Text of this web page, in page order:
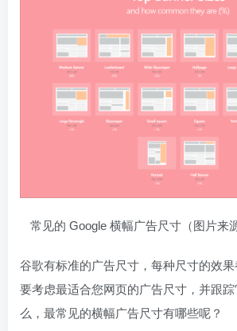
常见的 Google 横幅广告尺寸（图片来
谷歌有标准的广告尺寸，每种尺寸的效
要考虑最适合您网页的广告尺寸，并跟
么，最常见的横幅广告尺寸有哪些呢？